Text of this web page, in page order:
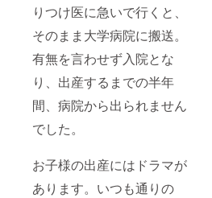
りつけ医に急いで行くと、
そのまま大学病院に搬送。
有無を言わせず入院とな
り、出産するまでの半年
間、病院から出られません
でした。
お子様の出産にはドラマが
あります。いつも通りの